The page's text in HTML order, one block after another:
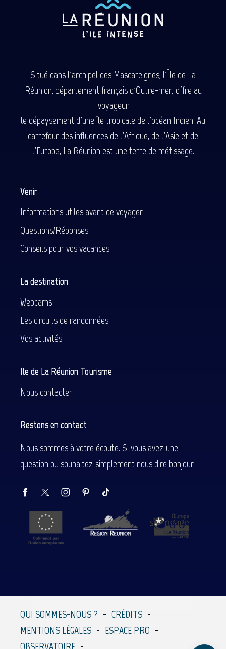
Situé dans l'archipel des Mascareignes, l'Île de La
Réunion, département français d'Outre-mer, offre au
voyageur
le dépaysement d'une île tropicale de l'océan Indien. Au
carrefour des influences de l'Afrique, de l'Asie et de
l'Europe, La Réunion est une terre de métissage.
Venir
Informations utiles avant de voyager
Questions/Réponses
Conseils pour vos vacances
La destination
Webcams
Les circuits de randonnées
Vos activités
Ile de La Réunion Tourisme
Nous contacter
Restons en contact
Nous sommes à votre écoute. Si vous avez une
question ou souhaitez simplement nous dire bonjour.
QUI SOMMES-NOUS ?
CRÉDITS
MENTIONS LÉGALES
ESPACE PRO
OBSERVATOIRE